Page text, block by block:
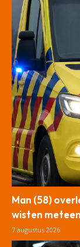
Man (58)
wisten
7 augustus 2026